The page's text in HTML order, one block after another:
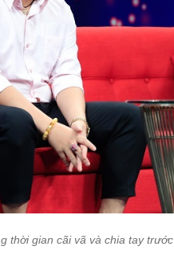
thời gian cãi vã và chia tay